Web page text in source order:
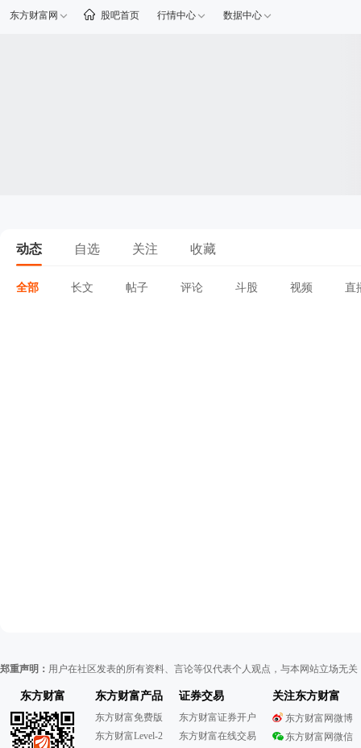
东方财富网 股吧首页 行情中心 数据中心
动态 自选 关注 收藏
全部 长文 帖子 评论 斗股 视频 直
郑重声明： 用户在社区发表的所有资料、言论等仅代表个人观点，与本网站立场无
东方财富 东方财富产品
东方财富免费版
东方财富Level-2
证券交易
东方财富证券开户
东方财富在线交易
关注东方财富
东方财富网微博
东方财富网微信